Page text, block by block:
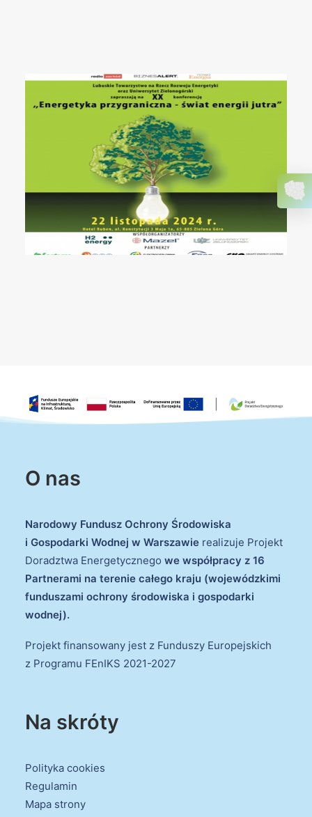
O nas
Narodowy Fundusz Ochrony Środowiska
i Gospodarki Wodnej w Warszawie realizuje Projekt
Doradztwa Energetycznego we współpracy z 16
Partnerami na terenie całego kraju (wojewódzkimi
funduszami ochrony środowiska i gospodarki
wodnej).
Projekt finansowany jest z Funduszy Europejskich
z Programu FEnIKS 2021-2027
Na skróty
Polityka cookies
Regulamin
Mapa strony